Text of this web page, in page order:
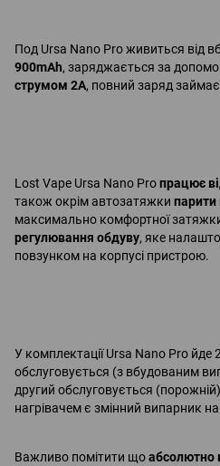
Под Ursa Nano Pro живиться від
900mAh, заряджається за
струмом 2А, повний заряд
Lost Vape Ursa Nano Proпрацює
також окрім автозатяжки
максимально комфортної
регулювання обдуву, яке
повзунком на корпусі пристрою.
У комплектації Ursa Nano Pro йде
обслуговується (з вбудованим
другий обслуговується
нагрівачем є змінний випарник
Важливо помітити щоабсолютно